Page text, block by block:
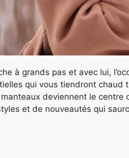
à grands pas et avec lui,
qui vous tiendront chaud
deviennent le centre
et de nouveautés qui